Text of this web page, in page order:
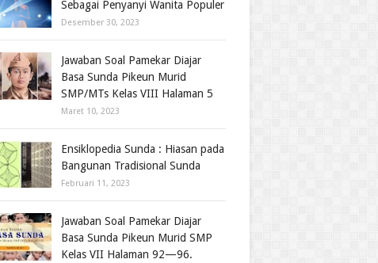
Sebagai Penyanyi Wanita Populer
Desember 30, 2023
Jawaban Soal Pamekar Diajar
Basa Sunda Pikeun Murid
SMP/MTs Kelas VIII Halaman 5
Maret 10, 2023
Ensiklopedia Sunda : Hiasan pada
Bangunan Tradisional Sunda
Februari 11, 2023
Jawaban Soal Pamekar Diajar
Basa Sunda Pikeun Murid SMP
Kelas VII Halaman 92—96.